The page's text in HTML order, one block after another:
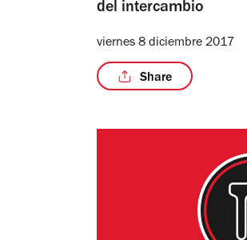
del intercambio
viernes 8 diciembre 2017
Share